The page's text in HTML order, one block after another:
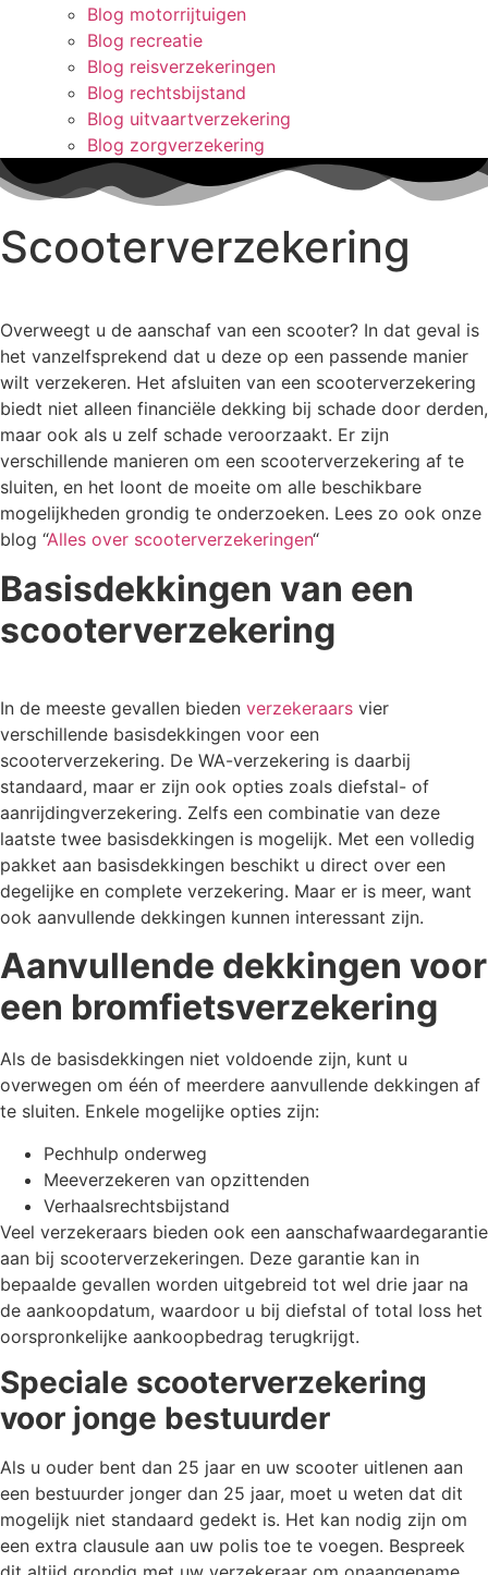
Blog motorrijtuigen
Blog recreatie
Blog reisverzekeringen
Blog rechtsbijstand
Blog uitvaartverzekering
Blog zorgverzekering
Scooterverzekering
Overweegt u de aanschaf van een scooter? In dat geval is
het vanzelfsprekend dat u deze op een passende manier
wilt verzekeren. Het afsluiten van een scooterverzekering
biedt niet alleen financiële dekking bij schade door derden,
maar ook als u zelf schade veroorzaakt. Er zijn
verschillende manieren om een scooterverzekering af te
sluiten, en het loont de moeite om alle beschikbare
mogelijkheden grondig te onderzoeken. Lees zo ook onze
blog “Alles over scooterverzekeringen“
Basisdekkingen van een
scooterverzekering
In de meeste gevallen bieden verzekeraars vier
verschillende basisdekkingen voor een
scooterverzekering. De WA-verzekering is daarbij
standaard, maar er zijn ook opties zoals diefstal- of
aanrijdingverzekering. Zelfs een combinatie van deze
laatste twee basisdekkingen is mogelijk. Met een volledig
pakket aan basisdekkingen beschikt u direct over een
degelijke en complete verzekering. Maar er is meer, want
ook aanvullende dekkingen kunnen interessant zijn.
Aanvullende dekkingen voor
een bromfietsverzekering
Als de basisdekkingen niet voldoende zijn, kunt u
overwegen om één of meerdere aanvullende dekkingen af
te sluiten. Enkele mogelijke opties zijn:
Pechhulp onderweg
Meeverzekeren van opzittenden
Verhaalsrechtsbijstand
Veel verzekeraars bieden ook een aanschafwaardegarantie
aan bij scooterverzekeringen. Deze garantie kan in
bepaalde gevallen worden uitgebreid tot wel drie jaar na
de aankoopdatum, waardoor u bij diefstal of total loss het
oorspronkelijke aankoopbedrag terugkrijgt.
Speciale scooterverzekering
voor jonge bestuurder
Als u ouder bent dan 25 jaar en uw scooter uitlenen aan
een bestuurder jonger dan 25 jaar, moet u weten dat dit
mogelijk niet standaard gedekt is. Het kan nodig zijn om
een extra clausule aan uw polis toe te voegen. Bespreek